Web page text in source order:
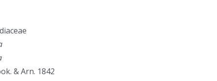
& Arn. 1842